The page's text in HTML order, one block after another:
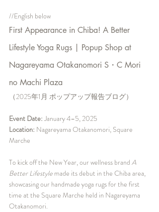
//English below
First Appearance in Chiba! A Better
Lifestyle Yoga Rugs | Popup Shop at
Nagareyama Otakanomori S・C Mori
no Machi Plaza
（2025年1月 ポップアップ報告ブログ）
Event Date: January 4–5, 2025
Location: Nagareyama Otakanomori, Square
Marche
To kick off the New Year, our wellness brand A
Better Lifestyle made its debut in the Chiba area,
showcasing our handmade yoga rugs for the first
time at the Square Marche held in Nagareyama
Otakanomori.